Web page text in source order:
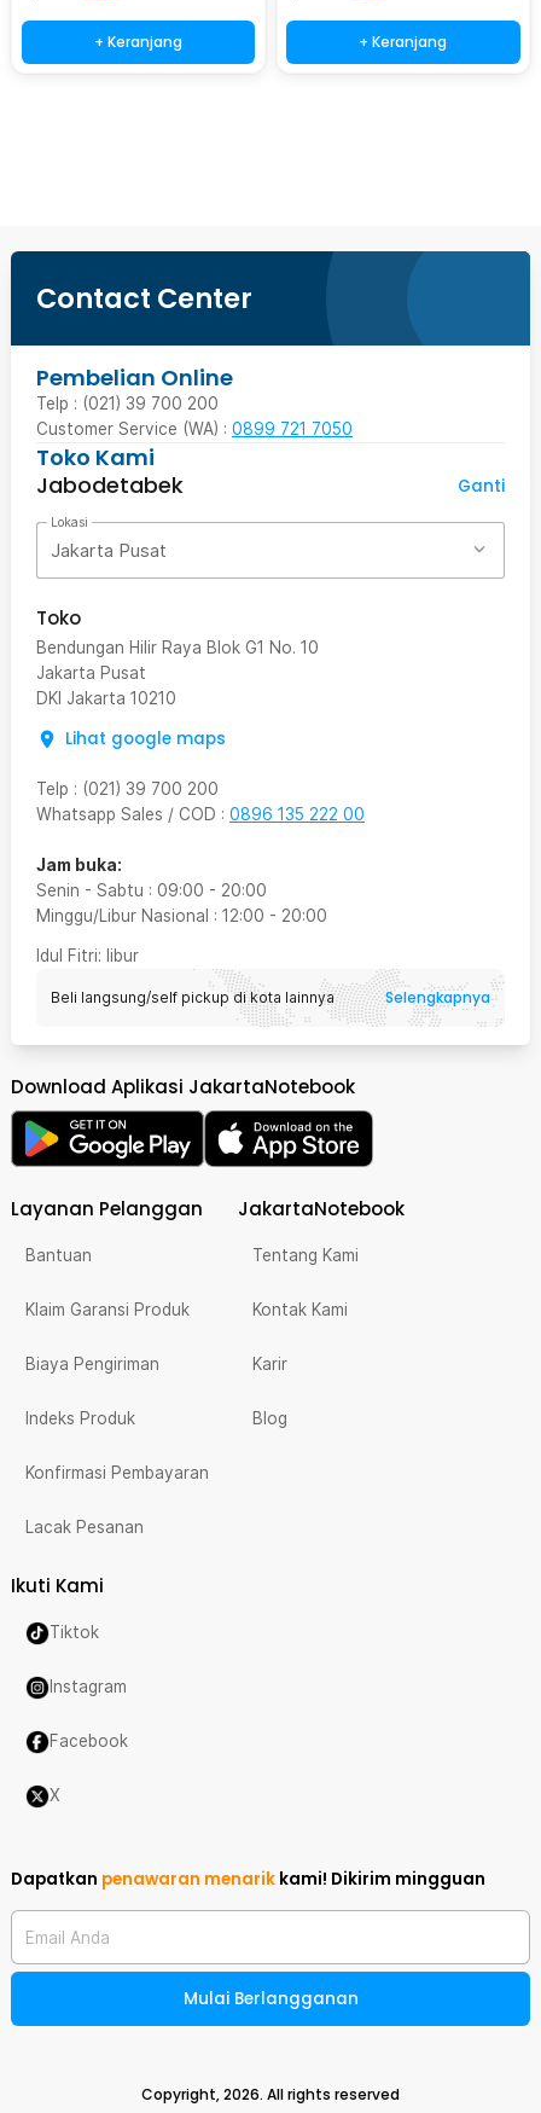
+ Keranjang + Keranjang
Contact Center
Pembelian Online
Telp : (021) 39 700 200
Customer Service (WA) : 0899 721 7050
Toko Kami
Jabodetabek
Ganti
Lokasi
Jakarta Pusat
Toko
Bendungan Hilir Raya Blok G1 No. 10
Jakarta Pusat
DKI Jakarta 10210
Lihat google maps
Telp : (021) 39 700 200
Whatsapp Sales / COD : 0896 135 222 00
Jam buka:
Senin - Sabtu : 09:00 - 20:00
Minggu/Libur Nasional : 12:00 - 20:00
Idul Fitri: libur
Beli langsung/self pickup di kota lainnya Selengkapnya
Download Aplikasi JakartaNotebook
Layanan Pelanggan
Bantuan
Klaim Garansi Produk
Biaya Pengiriman
Indeks Produk
Konfirmasi Pembayaran
Lacak Pesanan
JakartaNotebook
Tentang Kami
Kontak Kami
Karir
Blog
Ikuti Kami
Tiktok
Instagram
Facebook
X
Dapatkan penawaran menarik kami! Dikirim mingguan
Email Anda
Mulai Berlangganan
Copyright,2026. All rights reserved